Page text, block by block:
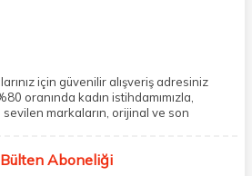
için güvenilir alışveriş adresiniz
oranında kadın istihdamımızla,
markaların, orijinal ve son
dolayı olumsuz olarak geri
Aboneliği